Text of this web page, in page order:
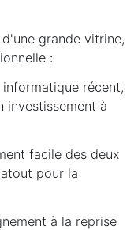
grande vitrine,
:
récent,
investissement à
facile des deux
pour la
à la reprise